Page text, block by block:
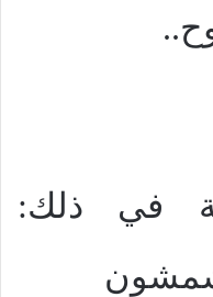
في ذلك: